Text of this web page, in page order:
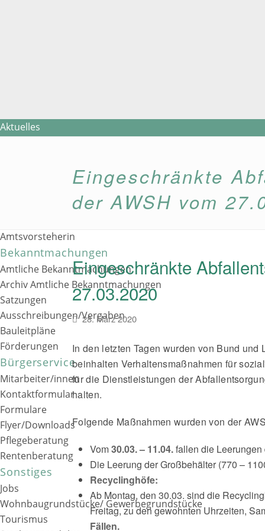
Aktuelles
Ansprechpartner/innen
Online-Termin-Vergabe
Amtsvorsteherin
Bekanntmachungen
Amtliche Bekanntmachungen
Archiv Amtliche Bekanntmachungen
Satzungen
Ausschreibungen/Vergaben
Bauleitpläne
Förderungen
Bürgerservice
Mitarbeiter/innen
Kontaktformular
Formulare
Flyer/Downloads
Pflegeberatung
Rentenberatung
Sonstiges
Jobs
Wohnbaugrundstücke/ Gewerbegrundstücke
Tourismus
Eingeschränkte
der AWSH vom
Eingeschränkte
27.03.2020
28. März 2020
In den letzten Tagen wurden von Bund
beinhalten Verhaltensmaßnahmen für
für die Dienstleistungen der
halten.
Folgende Maßnahmen wurden von der
Vom30.03. – 11.04.fallen die Leerungen
Die Leerung der Großbehälter (770 –
Recyclinghöfe:
Ab Montag, den 30.03. sind die
Freitag, zu den gewohnten Uhrzeiten,
Fällen.